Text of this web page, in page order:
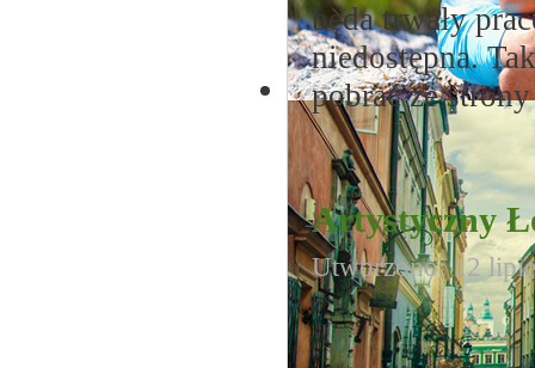
będa trwały
niedostępna.
pobrać ze
Artystyczny
Utworzono: 12